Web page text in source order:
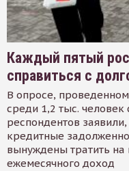
Каждый пятый
справиться с
В опросе,
среди 1,2 тыс. человек
респондентов
кредитные
вынуждены тратить
ежемесячного доход